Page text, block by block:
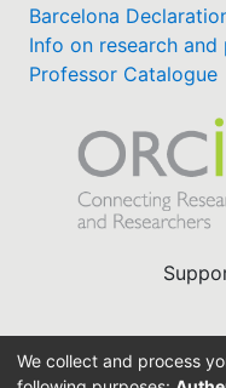
Barcelona
Info on research and
Professor Catalogue
We collect and process